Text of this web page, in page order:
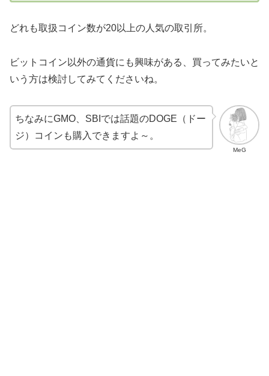
どれも取扱コイン数が20以上の人気の取引所。
ビットコイン以外の通貨にも興味がある、買ってみたいと
いう方は検討してみてくださいね。
MeG
ちなみにGMO、SBIでは話題のDOGE（ドー
ジ）コインも購入できますよ～。